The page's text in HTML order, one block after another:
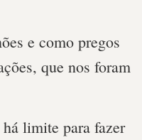
e como pregos
que nos foram
limite para fazer